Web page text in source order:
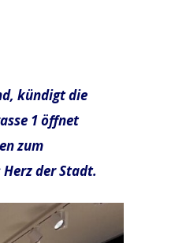
kündigt die
1 öffnet
zum
der Stadt.